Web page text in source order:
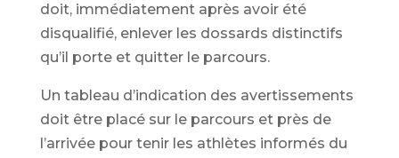
doit, immédiatement après avoir été
disqualifié, enlever les dossards distinctifs
qu’il porte et quitter le parcours.
Un tableau d’indication des avertissements
doit être placé sur le parcours et près de
l’arrivée pour tenir les athlètes informés du